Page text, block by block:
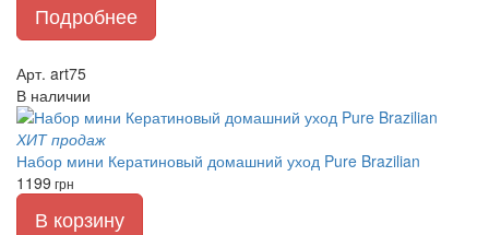
Подробнее
Арт. art75
В наличии
ХИТ продаж
Набор мини Кератиновый домашний уход Pure Brazilian
1199 грн
В корзину